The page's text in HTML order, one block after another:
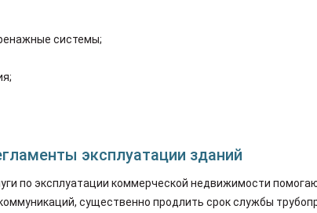
системы;
эксплуатации зданий
по эксплуатации коммерческой недвижимости
существенно продлить срок службы